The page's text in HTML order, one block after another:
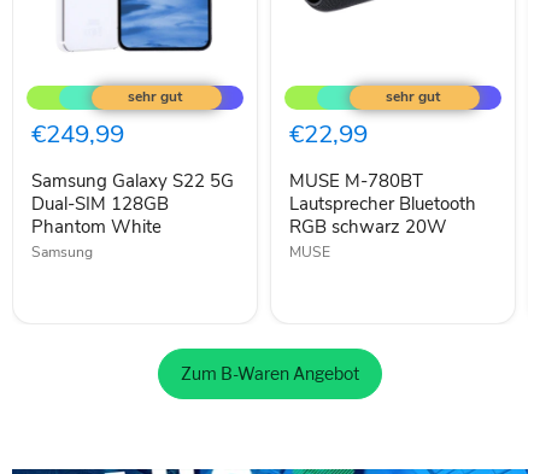
Galaxy
S22
5G
Dual-
128GB
Phantom
White
€249,99
Samsung Galaxy S22 5G
Dual-SIM 128GB
Phantom White
Samsung
M-
780BT
Lautsprecher
Bluetooth
schwarz
20W
€22,99
MUSE M-780BT
Lautsprecher Bluetooth
RGB schwarz 20W
MUSE
Zum B-Waren Angebot